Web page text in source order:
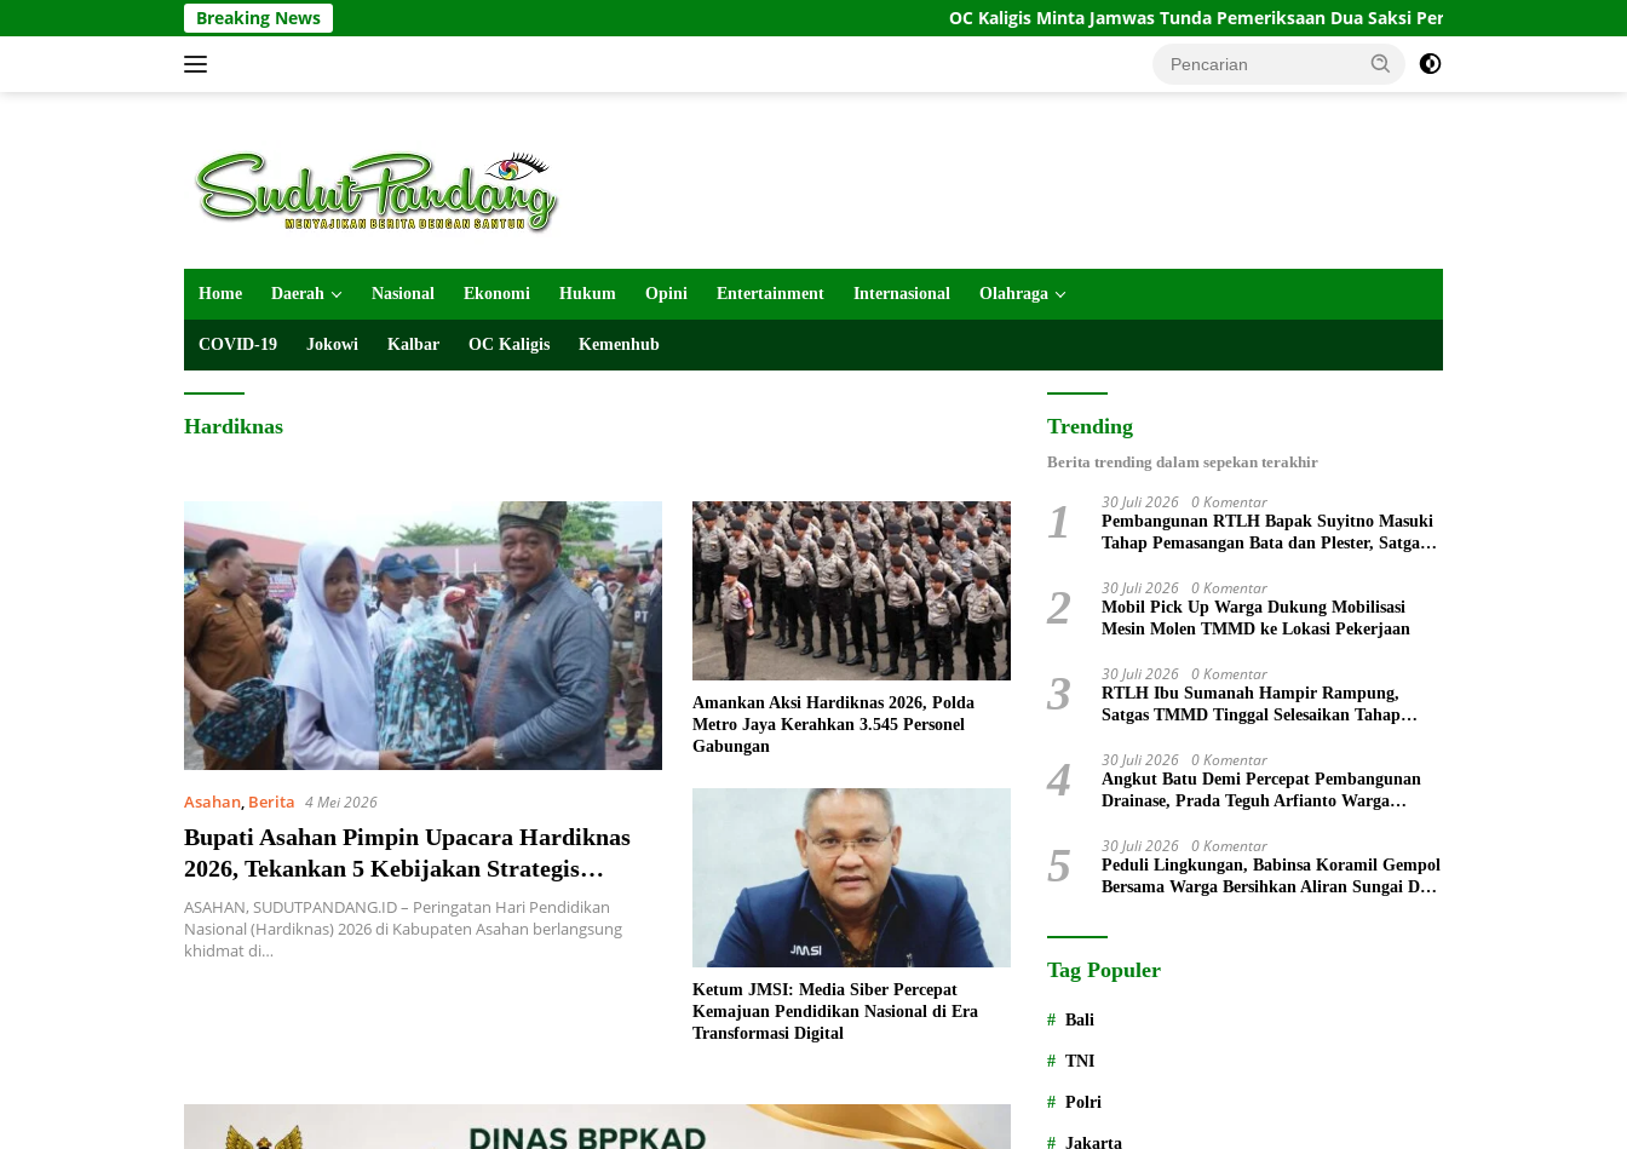
ke
Breaking News OC Kaligis Minta Jamwas Tunda Pemeriksaan Dua Saksi Perkara Lodewyk Pusung
Home Daerah Nasional Ekonomi Hukum Opini Entertainment Internasional Olahraga
COVID-19 Jokowi Kalbar OC Kaligis Kemenhub
Hardiknas
Asahan, Berita 4 Mei 2026
Bupati Asahan Pimpin Upacara Hardiknas
2026, Tekankan 5 Kebijakan Strategis
Pendidikan
ASAHAN, SUDUTPANDANG.ID – Peringatan Hari Pendidikan
Nasional (Hardiknas) 2026 di Kabupaten Asahan berlangsung
khidmat di…
Amankan Aksi Hardiknas 2026, Polda
Metro Jaya Kerahkan 3.545 Personel
Gabungan
Ketum JMSI: Media Siber Percepat
Kemajuan Pendidikan Nasional di Era
Transformasi Digital
Trending
Berita trending dalam sepekan terakhir
1 30 Juli 2026 0 Komentar
Pembangunan RTLH Bapak Suyitno Masuki
Tahap Pemasangan Bata dan Plester, Satgas
2 30 Juli 2026 0 Komentar
Mobil Pick Up Warga Dukung Mobilisasi
Mesin Molen TMMD ke Lokasi Pekerjaan
3 30 Juli 2026 0 Komentar
RTLH Ibu Sumanah Hampir Rampung,
Satgas TMMD Tinggal Selesaikan Tahap
4 30 Juli 2026 0 Komentar
Angkut Batu Demi Percepat Pembangunan
Drainase, Prada Teguh Arfianto Warga
5 30 Juli 2026 0 Komentar
Peduli Lingkungan, Babinsa Koramil Gempol
Bersama Warga Bersihkan Aliran Sungai Desa
Tag Populer
Bali
TNI
Polri
Jakarta